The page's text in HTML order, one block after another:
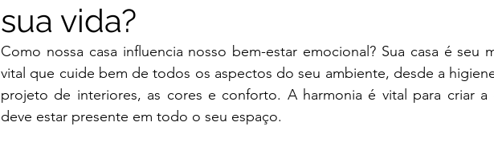
sua vida?
Como nossa casa influencia nosso bem-estar emocional? Sua casa é seu
vital que cuide bem de todos os aspectos do seu ambiente, desde a
projeto de interiores, as cores e conforto. A harmonia é vital para criar a
deve estar presente em todo o seu espaço.